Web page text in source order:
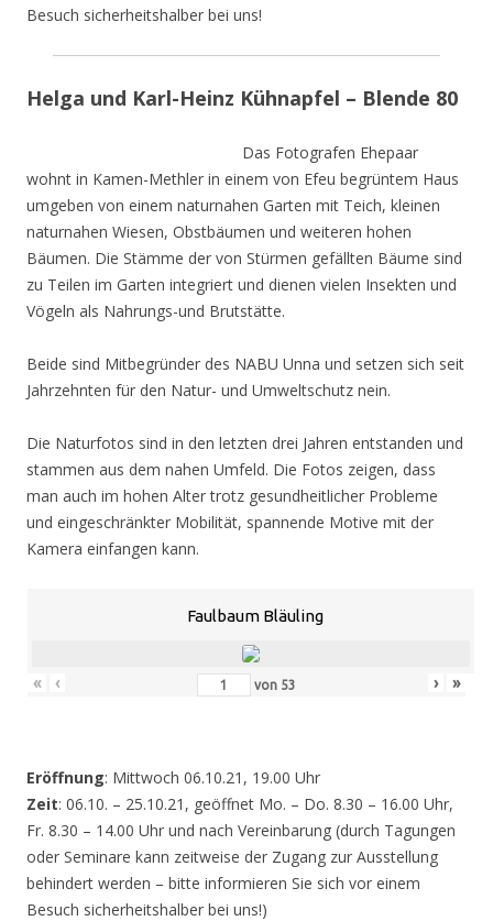
Besuch sicherheitshalber bei uns!
Helga und Karl-Heinz Kühnapfel – Blende 80
Das Fotografen Ehepaar
wohnt in Kamen-Methler in einem von Efeu begrüntem Haus
umgeben von einem naturnahen Garten mit Teich, kleinen
naturnahen Wiesen, Obstbäumen und weiteren hohen
Bäumen. Die Stämme der von Stürmen gefällten Bäume sind
zu Teilen im Garten integriert und dienen vielen Insekten und
Vögeln als Nahrungs-und Brutstätte.
Beide sind Mitbegründer des NABU Unna und setzen sich seit
Jahrzehnten für den Natur- und Umweltschutz nein.
Die Naturfotos sind in den letzten drei Jahren entstanden und
stammen aus dem nahen Umfeld. Die Fotos zeigen, dass
man auch im hohen Alter trotz gesundheitlicher Probleme
und eingeschränkter Mobilität, spannende Motive mit der
Kamera einfangen kann.
Faulbaum Bläuling
« ‹ von 53 › »
Eröffnung: Mittwoch 06.10.21, 19.00 Uhr
Zeit: 06.10. – 25.10.21, geöffnet Mo. – Do. 8.30 – 16.00 Uhr,
Fr. 8.30 – 14.00 Uhr und nach Vereinbarung (durch Tagungen
oder Seminare kann zeitweise der Zugang zur Ausstellung
behindert werden – bitte informieren Sie sich vor einem
Besuch sicherheitshalber bei uns!)